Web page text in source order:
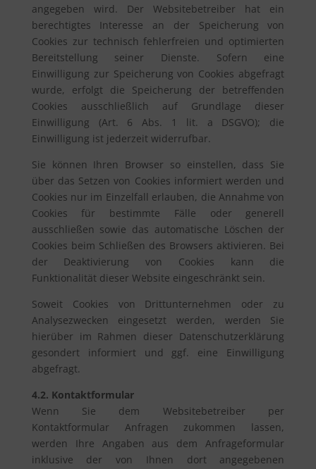
angegeben wird. Der Websitebetreiber hat ein
berechtigtes Interesse an der Speicherung von
Cookies zur technisch fehlerfreien und optimierten
Bereitstellung seiner Dienste. Sofern eine
Einwilligung zur Speicherung von Cookies abgefragt
wurde, erfolgt die Speicherung der betreffenden
Cookies ausschließlich auf Grundlage dieser
Einwilligung (Art. 6 Abs. 1 lit. a DSGVO); die
Einwilligung ist jederzeit widerrufbar.
Sie können Ihren Browser so einstellen, dass Sie
über das Setzen von Cookies informiert werden und
Cookies nur im Einzelfall erlauben, die Annahme von
Cookies für bestimmte Fälle oder generell
ausschließen sowie das automatische Löschen der
Cookies beim Schließen des Browsers aktivieren. Bei
der Deaktivierung von Cookies kann die
Funktionalität dieser Website eingeschränkt sein.
Soweit Cookies von Drittunternehmen oder zu
Analysezwecken eingesetzt werden, werden Sie
hierüber im Rahmen dieser Datenschutzerklärung
gesondert informiert und ggf. eine Einwilligung
abgefragt.
4.2. Kontaktformular
Wenn Sie dem Websitebetreiber per
Kontaktformular Anfragen zukommen lassen,
werden Ihre Angaben aus dem Anfrageformular
inklusive der von Ihnen dort angegebenen